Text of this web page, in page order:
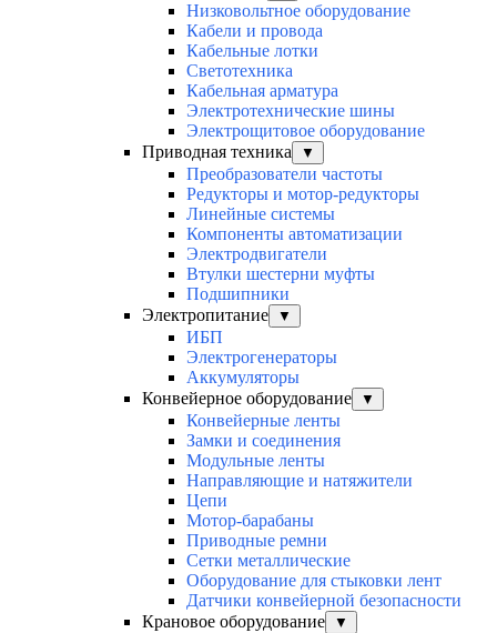
Низковольтное оборудование
Кабели и провода
Кабельные лотки
Светотехника
Кабельная арматура
Электротехнические шины
Электрощитовое оборудование
Приводная техника
▼
Преобразователи частоты
Редукторы и мотор-редукторы
Линейные системы
Компоненты автоматизации
Электродвигатели
Втулки шестерни муфты
Подшипники
Электропитание
▼
ИБП
Электрогенераторы
Аккумуляторы
Конвейерное оборудование
▼
Конвейерные ленты
Замки и соединения
Модульные ленты
Направляющие и натяжители
Цепи
Мотор-барабаны
Приводные ремни
Сетки металлические
Оборудование для стыковки лент
Датчики конвейерной безопасности
Крановое оборудование
▼